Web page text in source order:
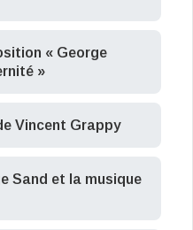
« George
»
Vincent Grappy
Sand et la musique